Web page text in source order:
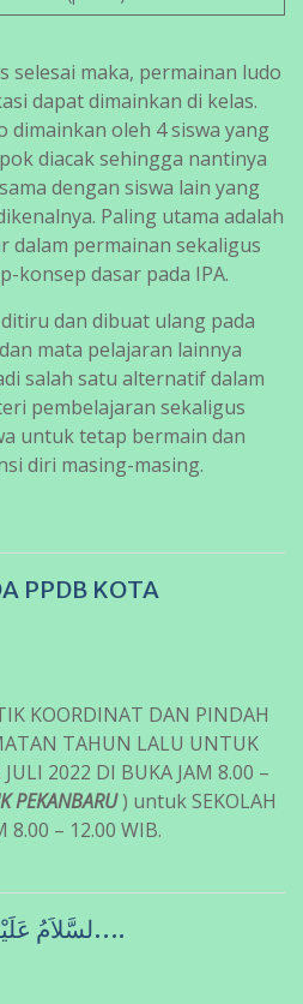
selesai maka, permainan ludo
dapat dimainkan di kelas.
dimainkan oleh 4 siswa yang
diacak sehingga nantinya
dengan siswa lain yang
Paling utama adalah
dalam permainan sekaligus
konsep dasar pada IPA.
dan dibuat ulang pada
mata pelajaran lainnya
salah satu alternatif dalam
pembelajaran sekaligus
untuk tetap bermain dan
diri masing-masing.
PPDB KOTA
KOORDINAT DAN PINDAH
TAHUN LALU UNTUK
2022 DI BUKA JAM 8.00 –
PEKANBARU) untuk SEKOLAH
8.00 – 12.00 WIB.
لسَّلاَمُ عَلَيْكُمْ وَرَحْمَةُ اللهِ وَبَرَكَاتُهُ….